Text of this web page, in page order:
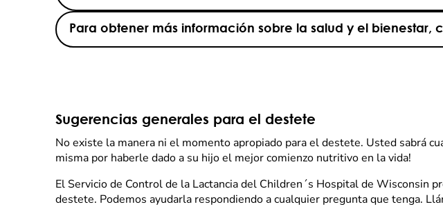
Para obtener más información sobre la salud y el bienestar,
Sugerencias generales para el destete
No existe la manera ni el momento apropiado para el destete. Usted sabrá
misma por haberle dado a su hijo el mejor comienzo nutritivo en la vida!
El Servicio de Control de la Lactancia del Children´s Hospital de Wisconsin
destete. Podemos ayudarla respondiendo a cualquier pregunta que tenga.